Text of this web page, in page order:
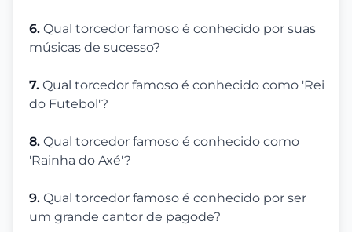
6. Qual torcedor famoso é conhecido por suas
músicas de sucesso?
7. Qual torcedor famoso é conhecido como 'Rei
do Futebol'?
8. Qual torcedor famoso é conhecido como
'Rainha do Axé'?
9. Qual torcedor famoso é conhecido por ser
um grande cantor de pagode?